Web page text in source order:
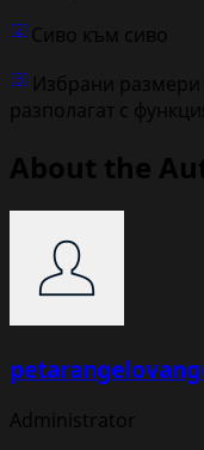
[2] Сиво към сиво
[3] Избрани размери
разполагат с
About the
Administrator